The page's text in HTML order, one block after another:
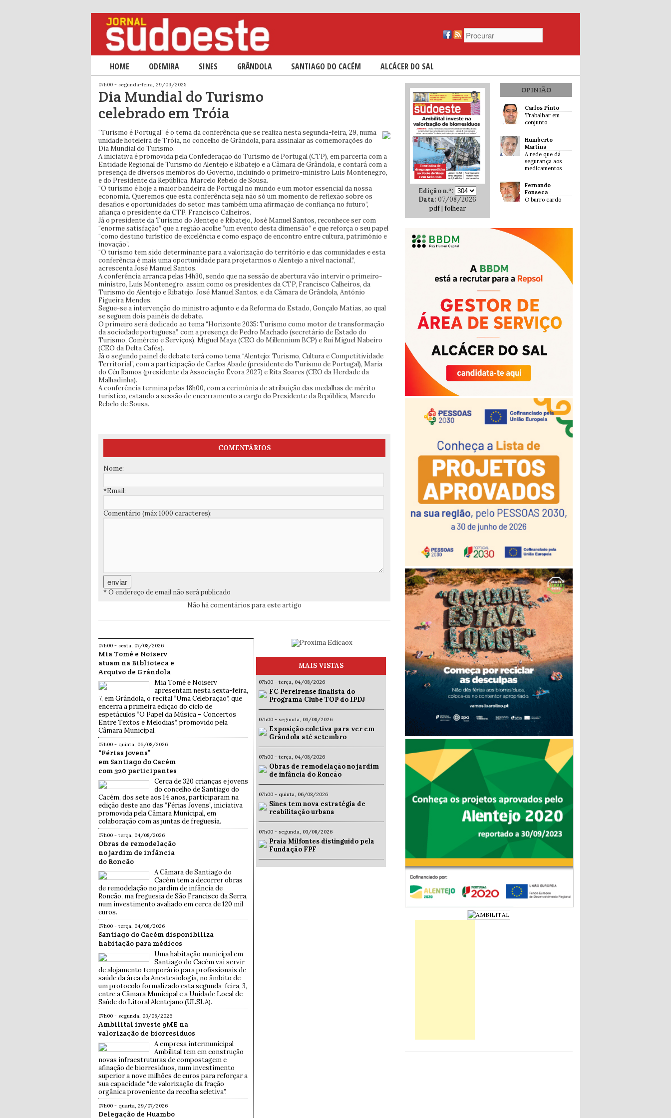
Menu principal
SALTAR PARA O CONTEÚDO PRIMÁRIO
SALTAR PARA O CONTEÚDO SECUNDÁRIO
HOME ODEMIRA SINES GRÂNDOLA SANTIAGO DO CACÉM ALCÁCER DO SAL
07h00 - segunda-feira, 29/09/2025
Dia Mundial do Turismo
celebrado em Tróia
“Turismo é Portugal” é o tema da conferência que se realiza nesta segunda-feira, 29, numa
unidade hoteleira de Tróia, no concelho de Grândola, para assinalar as comemorações do
Dia Mundial do Turismo.
A iniciativa é promovida pela Confederação do Turismo de Portugal (CTP), em parceria com a
Entidade Regional de Turismo do Alentejo e Ribatejo e a Câmara de Grândola, e contará com a
presença de diversos membros do Governo, incluindo o primeiro-ministro Luís Montenegro,
e do Presidente da República, Marcelo Rebelo de Sousa.
“O turismo é hoje a maior bandeira de Portugal no mundo e um motor essencial da nossa
economia. Queremos que esta conferência seja não só um momento de reflexão sobre os
desafios e oportunidades do setor, mas também uma afirmação de confiança no futuro”,
afiança o presidente da CTP, Francisco Calheiros.
Já o presidente da Turismo do Alentejo e Ribatejo, José Manuel Santos, reconhece ser com
“enorme satisfação” que a região acolhe “um evento desta dimensão” e que reforça o seu papel
“como destino turístico de excelência e como espaço de encontro entre cultura, património e
inovação”.
“O turismo tem sido determinante para a valorização do território e das comunidades e esta
conferência é mais uma oportunidade para projetarmos o Alentejo a nível nacional.”,
acrescenta José Manuel Santos.
A conferência arranca pelas 14h30, sendo que na sessão de abertura vão intervir o primeiro-
ministro, Luís Montenegro, assim como os presidentes da CTP, Francisco Calheiros, da
Turismo do Alentejo e Ribatejo, José Manuel Santos, e da Câmara de Grândola, António
Figueira Mendes.
Segue-se a intervenção do ministro adjunto e da Reforma do Estado, Gonçalo Matias, ao qual
se seguem dois painéis de debate.
O primeiro será dedicado ao tema “Horizonte 2035: Turismo como motor de transformação
da sociedade portuguesa”, com a presença de Pedro Machado (secretário de Estado do
Turismo, Comércio e Serviços), Miguel Maya (CEO do Millennium BCP) e Rui Miguel Nabeiro
(CEO da Delta Cafés).
Já o segundo painel de debate terá como tema “Alentejo: Turismo, Cultura e Competitividade
Territorial”, com a participação de Carlos Abade (presidente do Turismo de Portugal), Maria
do Céu Ramos (presidente da Associação Évora 2027) e Rita Soares (CEO da Herdade da
Malhadinha).
A conferência termina pelas 18h00, com a cerimónia de atribuição das medalhas de mérito
turístico, estando a sessão de encerramento a cargo do Presidente da República, Marcelo
Rebelo de Sousa.
COMENTÁRIOS
Nome:
*Email:
Comentário (máx 1000 caracteres):
* O endereço de email não será publicado
Não há comentários para este artigo
07h00 - sexta, 07/08/2026
Mia Tomé e Noiserv
atuam na Biblioteca e
Arquivo de Grândola
Mia Tomé e Noiserv
apresentam nesta sexta-feira,
7, em Grândola, o recital “Uma Celebração”, que
encerra a primeira edição do ciclo de
espetáculos “O Papel da Música – Concertos
Entre Textos e Melodias”, promovido pela
Câmara Municipal.
07h00 - quinta, 06/08/2026
“Férias Jovens”
em Santiago do Cacém
com 320 participantes
Cerca de 320 crianças e jovens
do concelho de Santiago do
Cacém, dos sete aos 14 anos, participaram na
edição deste ano das “Férias Jovens”, iniciativa
promovida pela Câmara Municipal, em
colaboração com as juntas de freguesia.
07h00 - terça, 04/08/2026
Obras de remodelação
no jardim de infância
do Roncão
A Câmara de Santiago do
Cacém tem a decorrer obras
de remodelação no jardim de infância de
Roncão, ma freguesia de São Francisco da Serra,
num investimento avaliado em cerca de 120 mil
euros.
07h00 - terça, 04/08/2026
Santiago do Cacém disponibiliza
habitação para médicos
Uma habitação municipal em
Santiago do Cacém vai servir
de alojamento temporário para profissionais de
saúde da área da Anestesiologia, no âmbito de
um protocolo formalizado esta segunda-feira, 3,
entre a Câmara Municipal e a Unidade Local de
Saúde do Litoral Alentejano (ULSLA).
07h00 - segunda, 03/08/2026
Ambilital investe 9ME na
valorização de biorresíduos
A empresa intermunicipal
Ambilital tem em construção
novas infraestruturas de compostagem e
afinação de biorresíduos, num investimento
superior a nove milhões de euros para reforçar a
sua capacidade “de valorização da fração
orgânica proveniente da recolha seletiva”.
07h00 - quarta, 29/07/2026
Delegação de Huambo
MAIS VISTAS
07h00 - terça, 04/08/2026
FC Pereirense finalista do
Programa Clube TOP do IPDJ
07h00 - segunda, 03/08/2026
Exposição coletiva para ver em
Grândola até setembro
07h00 - terça, 04/08/2026
Obras de remodelação no jardim
de infância do Roncão
07h00 - quinta, 06/08/2026
Sines tem nova estratégia de
reabilitação urbana
07h00 - segunda, 03/08/2026
Praia Milfontes distinguido pela
Fundação FPF
Edição n.º:
Data: 07/08/2026
pdf | folhear
OPINIÃO
Carlos Pinto
Trabalhar em
conjunto
Humberto
Martins
A rede que dá
segurança aos
medicamentos
Fernando
Fonseca
O burro cardo